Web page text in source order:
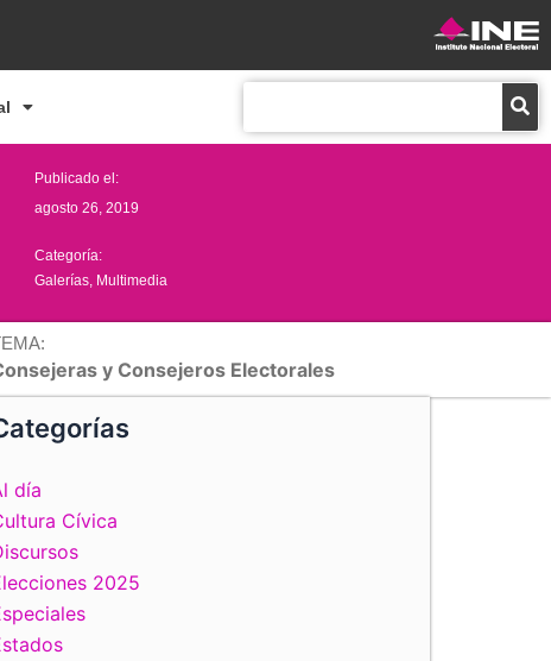
Publicado el:
agosto 26, 2019
Categoría:
Galerías Multimedia
y Consejeros Electorales
día
Cívica
2025